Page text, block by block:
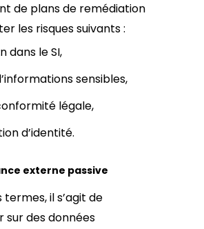
de plans de remédiation
les risques suivants :
dans le SI,
sensibles,
légale,
d’identité.
externe passive
termes, il s’agit de
sur des données